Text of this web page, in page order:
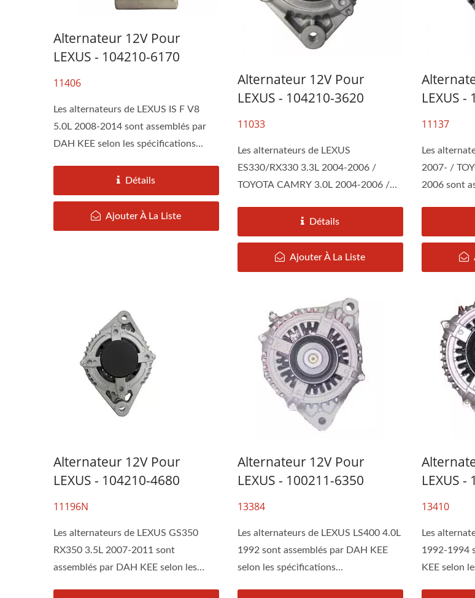
Alternateur 12V Pour
LEXUS - 104210-6170
11406
Les alternateurs de LEXUS IS F V8
5.0L 2008-2014 sont assemblés par
DAH KEE selon les spécifications...
Détails
Ajouter À La Liste
Alternateur 12V Pour
LEXUS - 104210-3620
11033
Les alternateurs de LEXUS
ES330/RX330 3.3L 2004-2006 /
TOYOTA CAMRY 3.0L 2004-2006 /
Détails
Ajouter À La Liste
LEXUS -
11137
Les
2007- /
2006 sont
Alternateur 12V Pour
LEXUS - 104210-4680
11196N
Les alternateurs de LEXUS GS350
RX350 3.5L 2007-2011 sont
assemblés par DAH KEE selon les
Alternateur 12V Pour
LEXUS - 100211-6350
13384
Les alternateurs de LEXUS LS400 4.0L
1992 sont assemblés par DAH KEE
selon les spécifications...
LEXUS
13410
Les
1992-1994
KEE selon
Démarreur TOYOYA RAV4,
CAMRY